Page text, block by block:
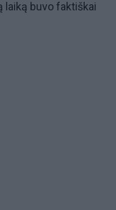
laiką buvo faktiškai